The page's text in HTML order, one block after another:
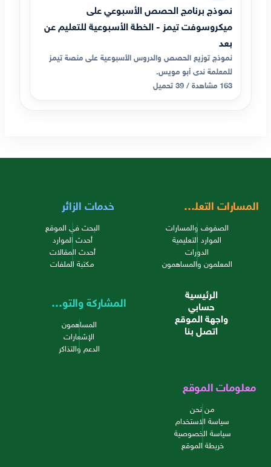
نموذج برنامج الحصص الأسبوعي على
ميكروسوفت تيمز - الخطة الأسبوعية للتعليم عن
بعد
نموذج توزيع الحصص والدروس الأسبوعية على منصة تيمز
للمعلمة ندى أبو مويس.
163 مشاهدة / 39 تحميل
المسارات التعليمية
الصفوف والمسارات
الموارد التعليمية
الدورات
المعلمون والمساهمون
خدمات الزائر
البحث في الموقع
أحدث الموارد
أحدث المقالات
مكتبة الملفات
الرئيسية
حسابي
واجهة الموقع
اتصل بنا
المشاركة والتواصل
المساهمون
الإشعارات
الدعم والتذاكر
معلومات الموقع
من نحن
سياسة الاستخدام
سياسة الخصوصية
خريطة الموقع